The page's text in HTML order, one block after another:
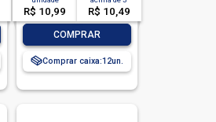
R$ 10,99 R$ 10,49
COMPRAR
Comprar caixa:12